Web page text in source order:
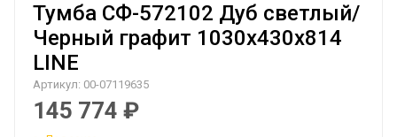
Тумба СФ-572102 Дуб светлый/
Черный графит 1030х430х814
LINE
Артикул: 00-07119635
145 774 ₽